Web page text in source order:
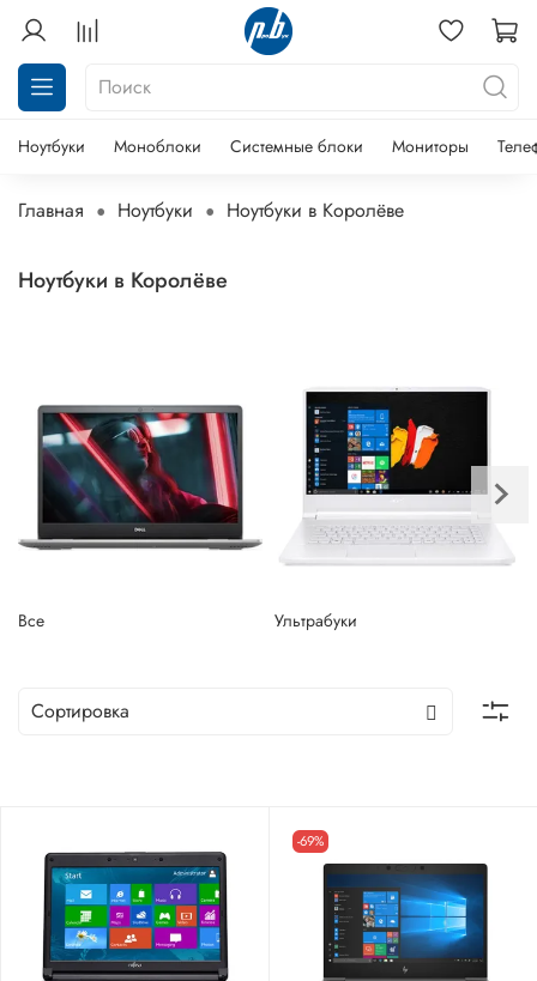
Ноутбуки Моноблоки Системные блоки Мониторы
Главная Ноутбуки Ноутбуки в Королёве
Ноутбуки в Королёве
Все Ультрабуки
-69%